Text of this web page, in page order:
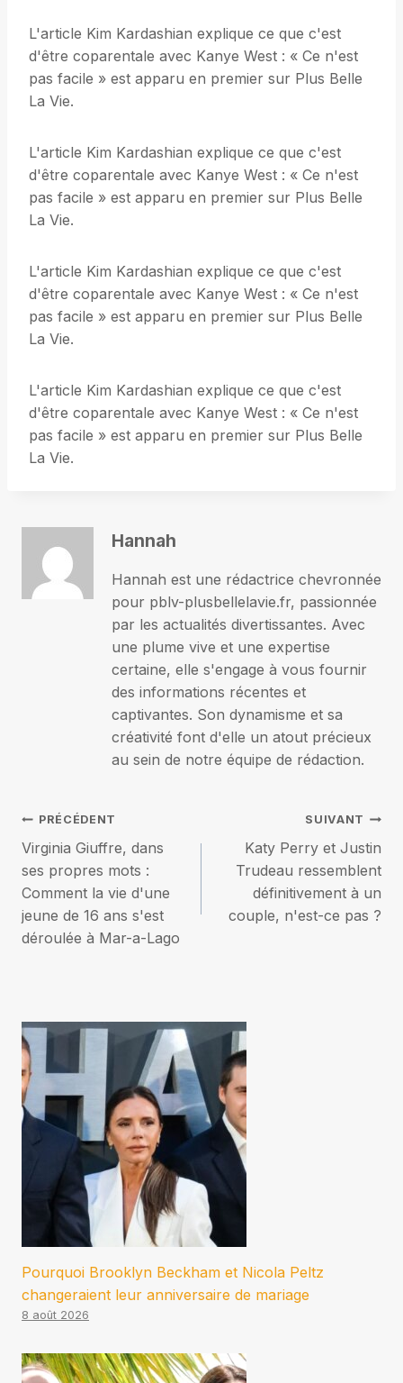
L'article Kim Kardashian explique ce que c'est
d'être coparentale avec Kanye West : « Ce n'est
pas facile » est apparu en premier sur Plus Belle
La Vie.
L'article Kim Kardashian explique ce que c'est
d'être coparentale avec Kanye West : « Ce n'est
pas facile » est apparu en premier sur Plus Belle
La Vie.
L'article Kim Kardashian explique ce que c'est
d'être coparentale avec Kanye West : « Ce n'est
pas facile » est apparu en premier sur Plus Belle
La Vie.
L'article Kim Kardashian explique ce que c'est
d'être coparentale avec Kanye West : « Ce n'est
pas facile » est apparu en premier sur Plus Belle
La Vie.
Hannah
Hannah est une rédactrice chevronnée
pour pblv-plusbellelavie.fr, passionnée
par les actualités divertissantes. Avec
une plume vive et une expertise
certaine, elle s'engage à vous fournir
des informations récentes et
captivantes. Son dynamisme et sa
créativité font d'elle un atout précieux
au sein de notre équipe de rédaction.
Navigation
de
l’article
PRÉCÉDENT
Virginia Giuffre, dans
ses propres mots :
Comment la vie d'une
jeune de 16 ans s'est
déroulée à Mar-a-Lago
SUIVANT
Katy Perry et Justin
Trudeau ressemblent
définitivement à un
couple, n'est-ce pas ?
Pourquoi Brooklyn Beckham et Nicola Peltz
changeraient leur anniversaire de mariage
8 août 2026